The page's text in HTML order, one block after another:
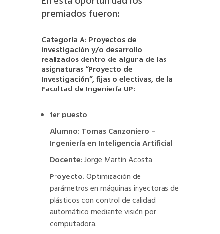
premiados fueron:
Categoría A: Proyectos de
investigación y/o desarrollo
realizados dentro de alguna de las
asignaturas “Proyecto de
Investigación”, fijas o electivas, de la
Facultad de Ingeniería UP:
1er puesto
Alumno: Tomas Canzoniero –
Ingeniería en Inteligencia Artificial
Docente:Jorge Martín Acosta
Proyecto:Optimización de
parámetros en máquinas inyectoras de
plásticos con control de calidad
automático mediante visión por
computadora.